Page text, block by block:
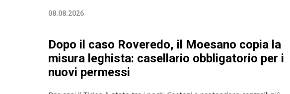
08.08.2026
Dopo il caso Roveredo, il Moesano copia la
misura leghista: casellario obbligatorio per i
nuovi permessi